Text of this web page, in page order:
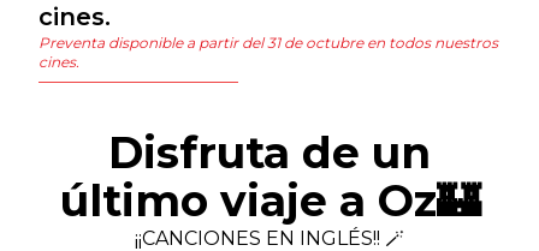
cines.
Preventa disponible a partir del 31 de octubre en todos nuestros
cines.
Disfruta de un
último viaje a Oz🏰
¡¡CANCIONES EN INGLÉS!! 🪄